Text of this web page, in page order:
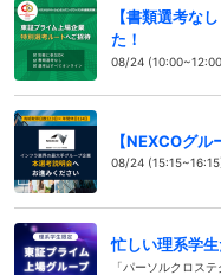
【書類選考な
た！
08/24
【NEXCOグ
08/24
忙しい理系学
「パーソルクロス